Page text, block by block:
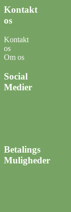
Kontakt
os
Kontakt
os
Om os
Social
Medier
Betalings
Muligheder